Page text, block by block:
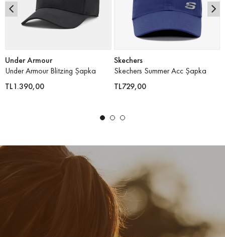
Under Armour
Under Armour Blitzing Şapka
TL1.390,00
Skechers
Skechers Summer Acc Şapka
TL729,00